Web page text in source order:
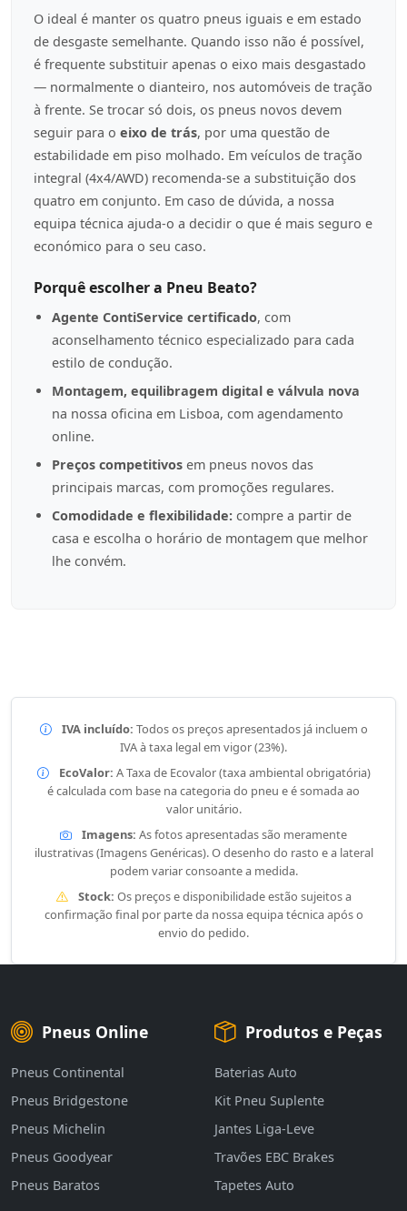
O ideal é manter os quatro pneus iguais e em estado
de desgaste semelhante. Quando isso não é possível,
é frequente substituir apenas o eixo mais desgastado
— normalmente o dianteiro, nos automóveis de tração
à frente. Se trocar só dois, os pneus novos devem
seguir para o eixo de trás, por uma questão de
estabilidade em piso molhado. Em veículos de tração
integral (4x4/AWD) recomenda-se a substituição dos
quatro em conjunto. Em caso de dúvida, a nossa
equipa técnica ajuda-o a decidir o que é mais seguro e
económico para o seu caso.
Porquê escolher a Pneu Beato?
Agente ContiService certificado, com
aconselhamento técnico especializado para cada
estilo de condução.
Montagem, equilibragem digital e válvula nova
na nossa oficina em Lisboa, com agendamento
online.
Preços competitivos em pneus novos das
principais marcas, com promoções regulares.
Comodidade e flexibilidade: compre a partir de
casa e escolha o horário de montagem que melhor
lhe convém.
IVA incluído: Todos os preços apresentados já incluem o
IVA à taxa legal em vigor (23%).
EcoValor: A Taxa de Ecovalor (taxa ambiental obrigatória)
é calculada com base na categoria do pneu e é somada ao
valor unitário.
Imagens: As fotos apresentadas são meramente
ilustrativas (Imagens Genéricas). O desenho do rasto e a lateral
podem variar consoante a medida.
Stock: Os preços e disponibilidade estão sujeitos a
confirmação final por parte da nossa equipa técnica após o
envio do pedido.
Pneus Online
Pneus Continental
Pneus Bridgestone
Pneus Michelin
Pneus Goodyear
Pneus Baratos
Produtos e Peças
Baterias Auto
Kit Pneu Suplente
Jantes Liga-Leve
Travões EBC Brakes
Tapetes Auto